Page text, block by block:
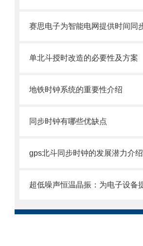
单北斗授时改造的必要性及方案
地铁时钟系统的重要性介绍
同步时钟有哪些优缺点
gps北斗同步时钟的发展潜力介绍